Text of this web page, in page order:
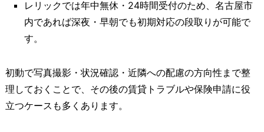
レリックでは年中無休・24時間受付のため、名古屋市
内であれば深夜・早朝でも初期対応の段取りが可能で
す。
初動で写真撮影・状況確認・近隣への配慮の方向性まで整
理しておくことで、その後の賃貸トラブルや保険申請に役
立つケースも多くあります。